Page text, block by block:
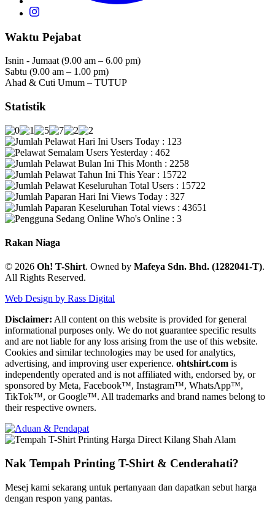
Waktu Pejabat
Isnin - Jumaat (9.00 am – 6.00 pm)
Sabtu (9.00 am – 1.00 pm)
Ahad & Cuti Umum – TUTUP
Statistik
Users Today : 123
Users Yesterday : 462
This Month : 2258
This Year : 15722
Total Users : 15722
Views Today : 327
Total views : 43651
Who's Online : 3
Rakan Niaga
© 2026 Oh! T-Shirt. Owned by Mafeya Sdn. Bhd. (1282041-T).
All Rights Reserved.
Web Design by Rass Digital
Disclaimer: All content on this website is provided for general
informational purposes only. We do not guarantee specific results
and are not liable for any loss arising from the use of this website.
Cookies and similar technologies may be used for analytics,
advertising, and improving user experience. ohtshirt.com is
independently operated and is not affiliated with, endorsed by, or
sponsored by Meta, Facebook™, Instagram™, WhatsApp™,
TikTok™, or Google™. All trademarks and brand names belong to
their respective owners.
Nak Tempah Printing T-Shirt & Cenderahati?
Mesej kami sekarang untuk pertanyaan dan dapatkan sebut harga
dengan respon yang pantas.